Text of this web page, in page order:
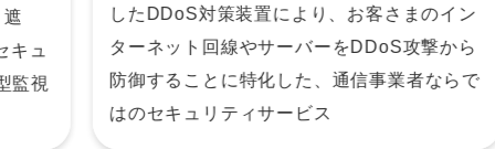
したDDoS対策装置により、お客さまのイン
ターネット回線やサーバーをDDoS攻撃から
防御することに特化した、通信事業者ならで
はのセキュリティサービス